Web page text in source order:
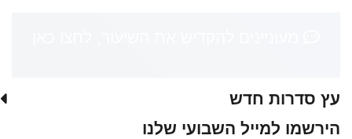
עץ סדרות חדש
הירשמו למייל השבועי שלנו